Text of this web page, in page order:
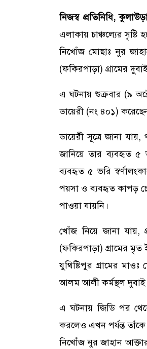
নিজস্ব প্রতিনিধি,
এলাকায় চাঞ্চল্যের সৃষ্টি
নিখোঁজ মোছাঃ নুর
(ফকিরপাড়া) গ্রামের
এ ঘটনায় শুক্রবার (৯
ডায়েরী (নং ৪০১)
ডায়েরী সূত্রে জানা
জানিয়ে তার ব্যবহৃত ৫
ব্যবহৃত ৫ ভরি
পয়সা ও ব্যবহৃত কাপড়
পাওয়া যায়নি।
খোঁজ নিয়ে জানা যায়,
(ফকিরপাড়া) গ্রামের
যুথিষ্টিপুর গ্রামের
আলম আলী কর্মস্থল দুবাই
এ ঘটনায় জিডি পর
করলেও এখন পর্যন্ত তাঁকে
নিখোঁজ নুর জাহান